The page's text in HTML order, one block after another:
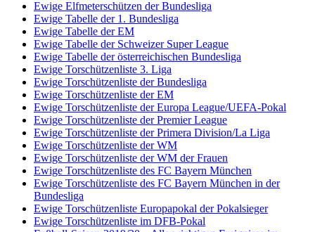
Ewige Elfmeterschützen der Bundesliga
Ewige Tabelle der 1. Bundesliga
Ewige Tabelle der EM
Ewige Tabelle der Schweizer Super League
Ewige Tabelle der österreichischen Bundesliga
Ewige Torschützenliste 3. Liga
Ewige Torschützenliste der Bundesliga
Ewige Torschützenliste der EM
Ewige Torschützenliste der Europa League/UEFA-Pokal
Ewige Torschützenliste der Premier League
Ewige Torschützenliste der Primera Division/La Liga
Ewige Torschützenliste der WM
Ewige Torschützenliste der WM der Frauen
Ewige Torschützenliste des FC Bayern München
Ewige Torschützenliste des FC Bayern München in der
Bundesliga
Ewige Torschützenliste Europapokal der Pokalsieger
Ewige Torschützenliste im DFB-Pokal